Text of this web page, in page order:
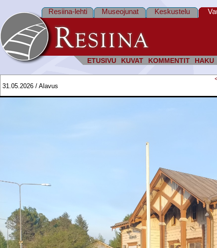
ETUSIVU KUVAT KOMMENTIT HAKU
Resiina-lehti Museojunat Keskustelu
31.05.2026 / Alavus